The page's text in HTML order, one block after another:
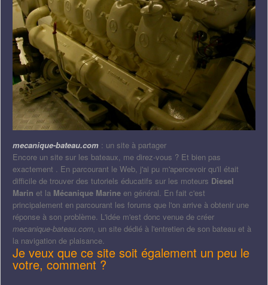
mecanique-bateau.com : un site à partager
Encore un site sur les bateaux, me direz-vous ? Et bien pas
exactement . En parcourant le Web, j'ai pu m'apercevoir qu'il était
difficile de trouver des tutoriels éducatifs sur les moteurs Diesel
Marin et la Mécanique Marine en général. En fait c'est
principalement en parcourant les forums que l'on arrive à obtenir une
réponse à son problème. L'idée m'est donc venue de créer
mecanique-bateau.com, un site dédié à l'entretien de son bateau et à
la navigation de plaisance.
Je veux que ce site soit également un peu le
votre, comment ?